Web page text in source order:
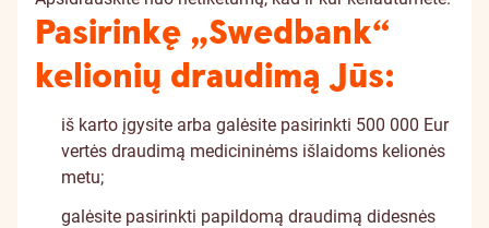
Pasirinkę „Swedbank“
kelionių draudimą Jūs:
iš karto įgysite arba galėsite pasirinkti 500 000 Eur
vertės draudimą medicininėms išlaidoms kelionės
metu;
galėsite pasirinkti papildomą draudimą didesnės